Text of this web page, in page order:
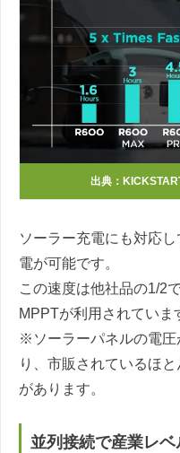
出典：
ソーラー充電にも対応し
電が可能です。
この速度は他社品の1/2
MPPTが利用されていま
※ソーラーパネルの電圧
り、市販されているほ
があります。
並列接続で産業レベ